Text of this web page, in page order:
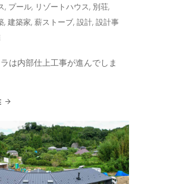
, プール, リゾートハウス, 別荘,
, 建築家, 薪ストーブ, 設計, 設計事
は内部仕上工事が進んでしま